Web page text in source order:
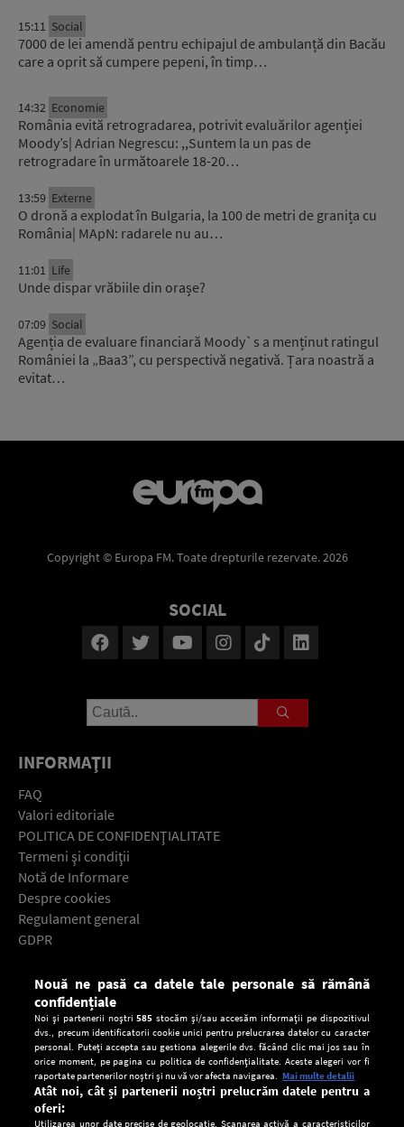
15:11 Social
7000 de lei amendă pentru echipajul de ambulanță din Bacău
care a oprit să cumpere pepeni, în timp…
14:32 Economie
România evită retrogradarea, potrivit evaluărilor agenției
Moody’s| Adrian Negrescu: ,,Suntem la un pas de
retrogradare în următoarele 18-20…
13:59 Externe
O dronă a explodat în Bulgaria, la 100 de metri de granița cu
România| MApN: radarele nu au…
11:01 Life
Unde dispar vrăbiile din orașe?
07:09 Social
Agenția de evaluare financiară Moody`s a menținut ratingul
României la „Baa3”, cu perspectivă negativă. Țara noastră a
evitat…
Copyright © Europa FM. Toate drepturile rezervate. 2026
SOCIAL
INFORMAŢII
FAQ
Valori editoriale
POLITICA DE CONFIDENŢIALITATE
Termeni şi condiţii
Notă de Informare
Despre cookies
Regulament general
GDPR
Descarcă gratuit aplicaţia Europa FM pentru smartphone:
Nouă ne pasă ca datele tale personale să rămână
confidențiale
Noi și partenerii noștri585 stocăm și/sau accesăm informații pe dispozitivul
dvs., precum identificatorii cookie unici pentru prelucrarea datelor cu caracter
personal. Puteți accepta sau gestiona alegerile dvs. făcând clic mai jos sau în
orice moment, pe pagina cu politica de confidențialitate. Aceste alegeri vor fi
raportate partenerilor noștri și nu vă vor afecta navigarea. Mai multe detalii
Atât noi, cât și partenerii noștri prelucrăm datele pentru a
oferi:
Utilizarea unor date precise de geolocație. Scanarea activă a caracteristicilor